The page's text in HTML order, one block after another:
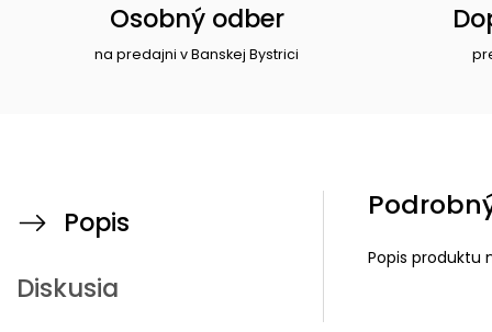
Osobný odber
na predajni v Banskej Bystrici
Popis
Diskusia
Popis produktu